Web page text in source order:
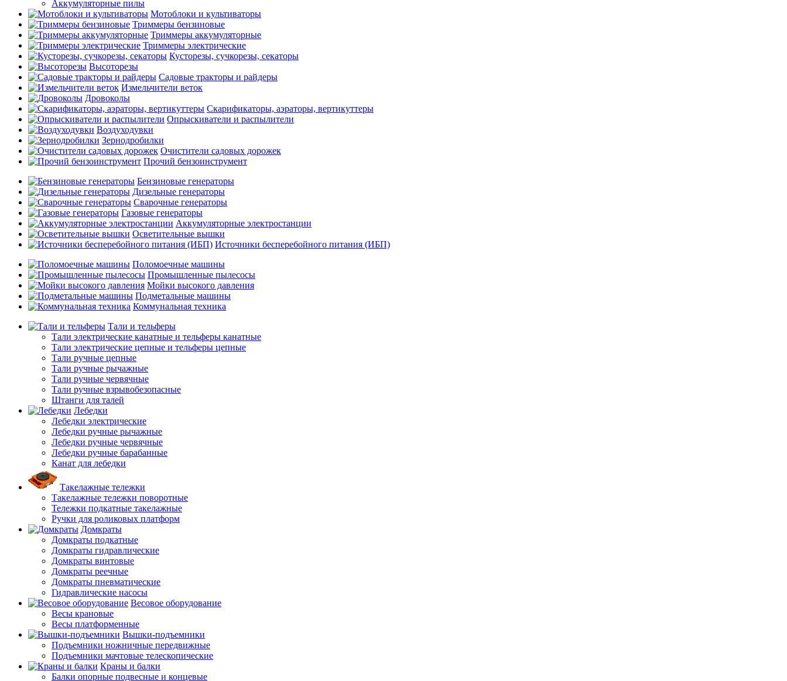
Аккумуляторные пилы
Мотоблоки и культиваторы
Триммеры бензиновые
Триммеры аккумуляторные
Триммеры электрические
Кусторезы, сучкорезы, секаторы
Высоторезы
Садовые тракторы и райдеры
Измельчители веток
Дровоколы
Скарификаторы, аэраторы, вертикуттеры
Опрыскиватели и распылители
Воздуходувки
Зернодробилки
Очистители садовых дорожек
Прочий бензоинструмент
Бензиновые генераторы
Дизельные генераторы
Сварочные генераторы
Газовые генераторы
Аккумуляторные электростанции
Осветительные вышки
Источники бесперебойного питания (ИБП)
Поломоечные машины
Промышленные пылесосы
Мойки высокого давления
Подметальные машины
Коммунальная техника
Тали и тельферы
Тали электрические канатные и тельферы канатные
Тали электрические цепные и тельферы цепные
Тали ручные цепные
Тали ручные рычажные
Тали ручные червячные
Тали ручные взрывобезопасные
Штанги для талей
Лебедки
Лебедки электрические
Лебедки ручные рычажные
Лебедки ручные червячные
Лебедки ручные барабанные
Канат для лебедки
Такелажные тележки
Такелажные тележки поворотные
Тележки подкатные такелажные
Ручки для роликовых платформ
Домкраты
Домкраты подкатные
Домкраты гидравлические
Домкраты винтовые
Домкраты реечные
Домкраты пневматические
Гидравлические насосы
Весовое оборудование
Весы крановые
Весы платформенные
Вышки-подъемники
Подъемники ножничные передвижные
Подъемники мачтовые телескопические
Краны и балки
Балки опорные подвесные и концевые